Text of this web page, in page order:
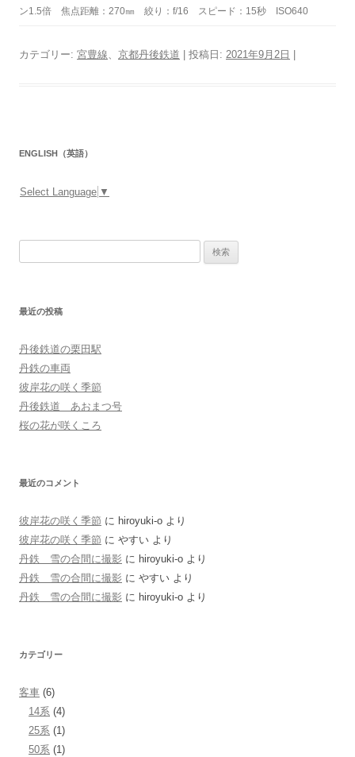
ン1.5倍 焦点距離：270㎜ 絞り：f/16 スピード：15秒 ISO640
カテゴリー: 宮豊線、 京都丹後鉄道 | 投稿日: 2021年9月2日
ENGLISH（英語）
Select Language ▼
最近の投稿
丹後鉄道の栗田駅
丹鉄の車両
彼岸花の咲く季節
丹後鉄道 あおまつ号
桜の花が咲くころ
最近のコメント
彼岸花の咲く季節 に hiroyuki-o より
彼岸花の咲く季節 に やすい より
丹鉄 雪の合間に撮影 に hiroyuki-o より
丹鉄 雪の合間に撮影 に やすい より
丹鉄 雪の合間に撮影 に hiroyuki-o より
カテゴリー
客車 (6)
14系 (4)
25系 (1)
50系 (1)